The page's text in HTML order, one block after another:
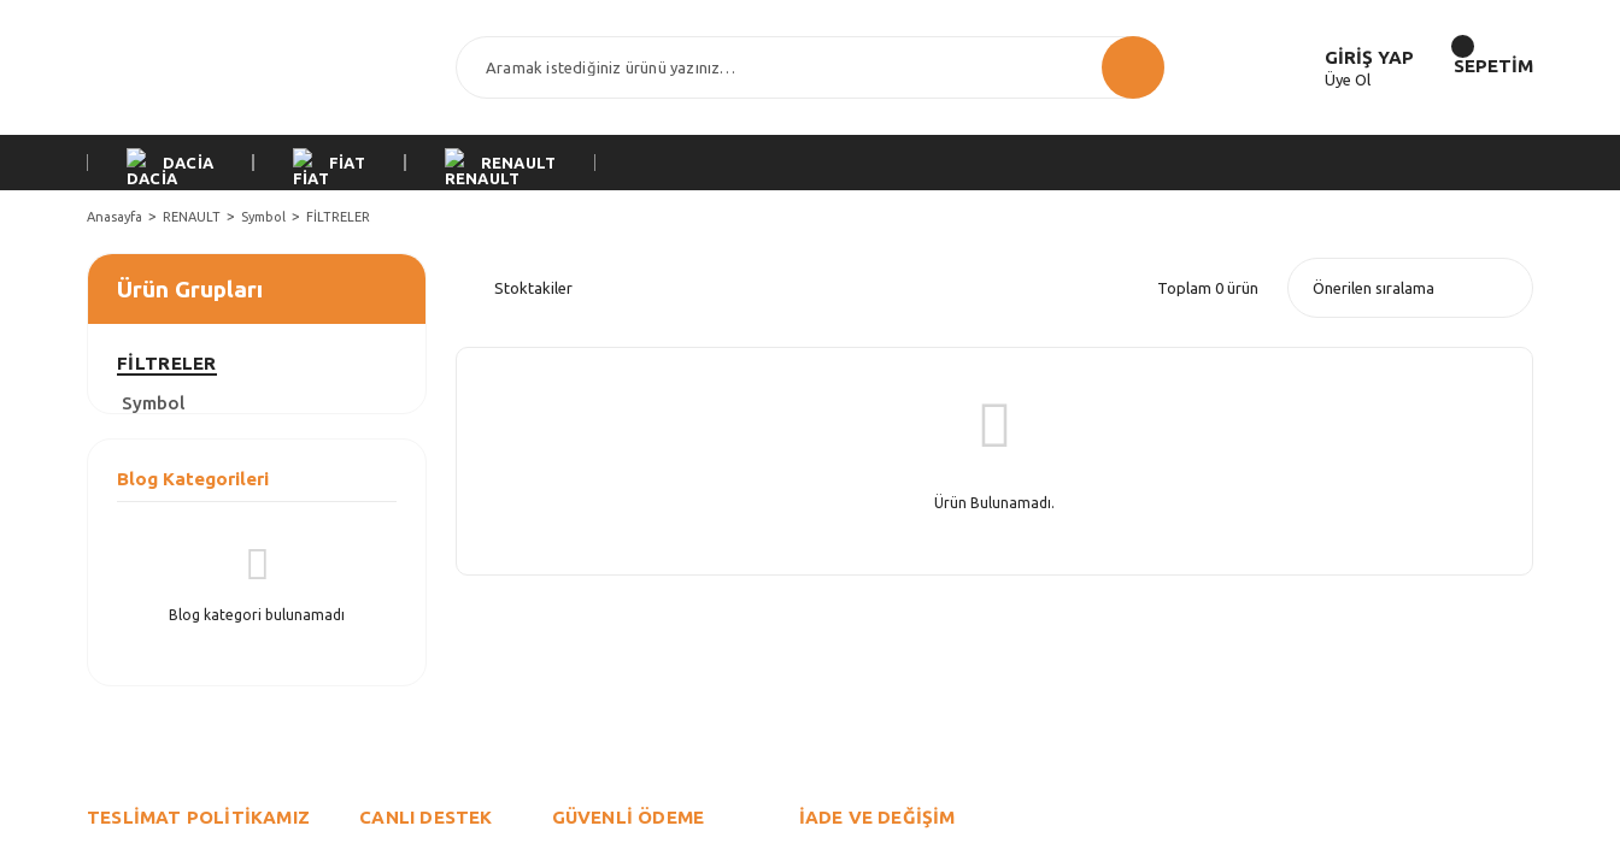
GİRİŞ YAP
Üye Ol
SEPETİM
DACİA FİAT RENAULT
Anasayfa RENAULT Symbol FİLTRELER
Ürün Grupları
FİLTRELER
Symbol
Blog Kategorileri
Blog kategori bulunamadı
Stoktakiler Toplam 0 ürün
Ürün Bulunamadı.
TESLİMAT POLİTİKAMIZ CANLI DESTEK GÜVENLİ ÖDEME İADE VE DEĞİŞİM